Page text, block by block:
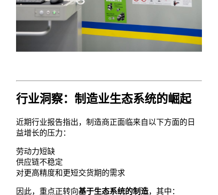
行业洞察：制造业生态系统的崛起
近期行业报告指出，制造商正面临来自以下方面的日
益增长的压力：
劳动力短缺
供应链不稳定
对更高精度和更短交货期的需求
因此，重点正转向基于生态系统的制造，其中：